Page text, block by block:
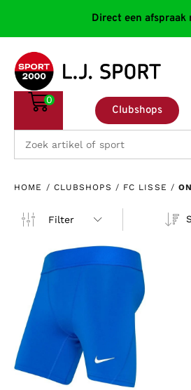
Direct een afspraak
Clubshops
0
HOME / CLUBSHOPS / FC LISSE /
Filter